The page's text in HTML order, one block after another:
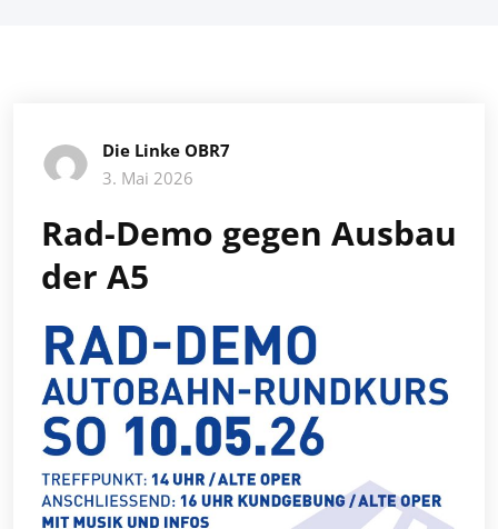
Die Linke OBR7
3. Mai 2026
Rad-Demo gegen Ausbau
der A5